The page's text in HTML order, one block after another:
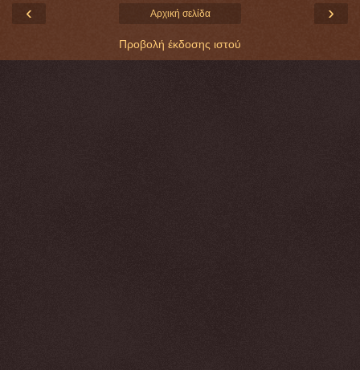
‹ ›
Αρχική σελίδα
Προβολή έκδοσης ιστού